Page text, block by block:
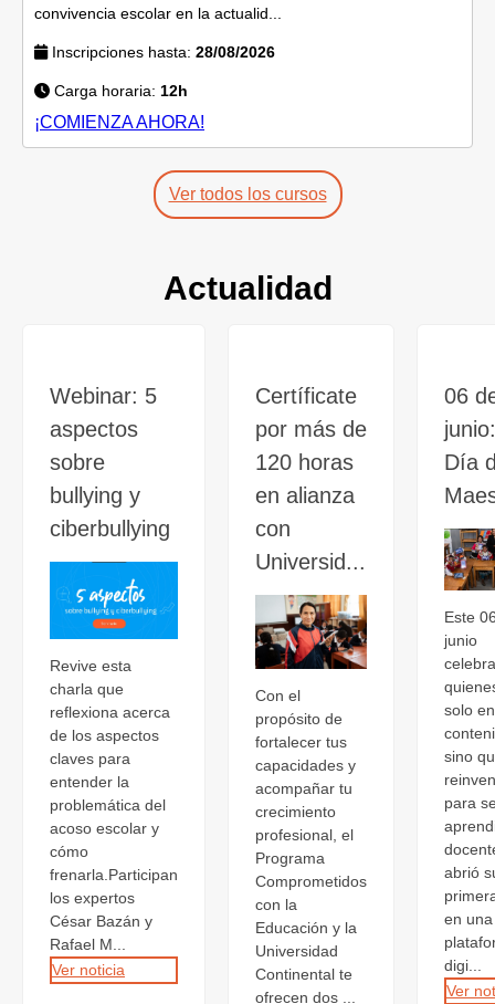
convivencia escolar en la actualid...
Inscripciones hasta: 28/08/2026
Carga horaria: 12h
¡COMIENZA AHORA!
Ver todos los cursos
Actualidad
Webinar: 5
aspectos
sobre
bullying y
ciberbullying
Revive esta
charla que
reflexiona acerca
de los aspectos
claves para
entender la
problemática del
acoso escolar y
cómo
frenarla.Participan
los expertos
César Bazán y
Rafael M...
Ver noticia
Certíficate
por más de
120 horas
en alianza
con
Universid...
Con el
propósito de
fortalecer tus
capacidades y
acompañar tu
crecimiento
profesional, el
Programa
Comprometidos
con la
Educación y la
Universidad
Continental te
ofrecen dos ...
06
Día
Este
junio
solo
sino
para
abrió
en una
digi...
Ver